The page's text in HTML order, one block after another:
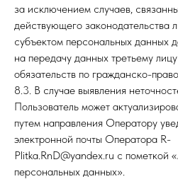
за исключением случаев,
действующего законодательства
субъектом персональных данных
на передачу данных третьему
обязательств по гражданско-
8.3. В случае выявления
Пользователь может
путем направления Оператору
электронной почты Оператора R-
Plitka.RnD@yandex.ru с пометкой
персональных данных».